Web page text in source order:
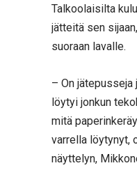
Talkoolaisilta
jätteitä sen
suoraan lavalle.
– On jätepusseja
löytyi jonkun
mitä
varrella löytynyt,
näyttelyn,